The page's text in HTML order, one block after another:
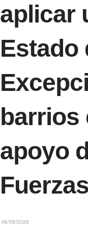
aplicar
Estado
barrios
apoyo
06/08/2026